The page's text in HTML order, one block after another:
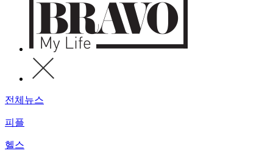
전체뉴스
피플
헬스